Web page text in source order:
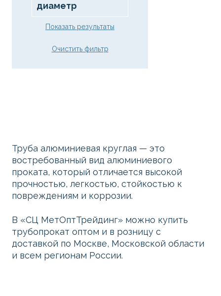
диаметр
Показать результаты
Очистить фильтр
Труба алюминиевая круглая — это
востребованный вид алюминиевого
проката, который отличается высокой
прочностью, легкостью, стойкостью к
повреждениям и коррозии.
В «СЦ МетОптТрейдинг» можно купить
трубопрокат оптом и в розницу с
доставкой по Москве, Московской области
и всем регионам России.